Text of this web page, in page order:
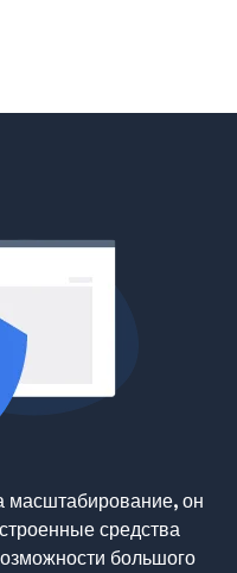
масштабирование, он
средства
большого